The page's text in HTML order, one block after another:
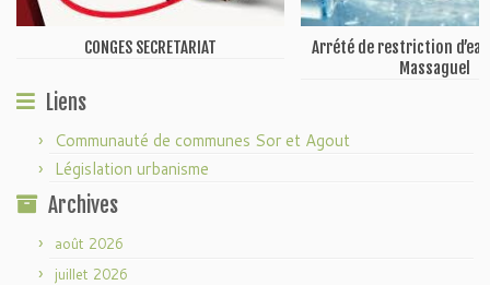
CONGES SECRETARIAT
Arrété de restriction
Massaguel
Liens
Communauté de communes Sor et Agout
Législation urbanisme
Archives
août 2026
juillet 2026